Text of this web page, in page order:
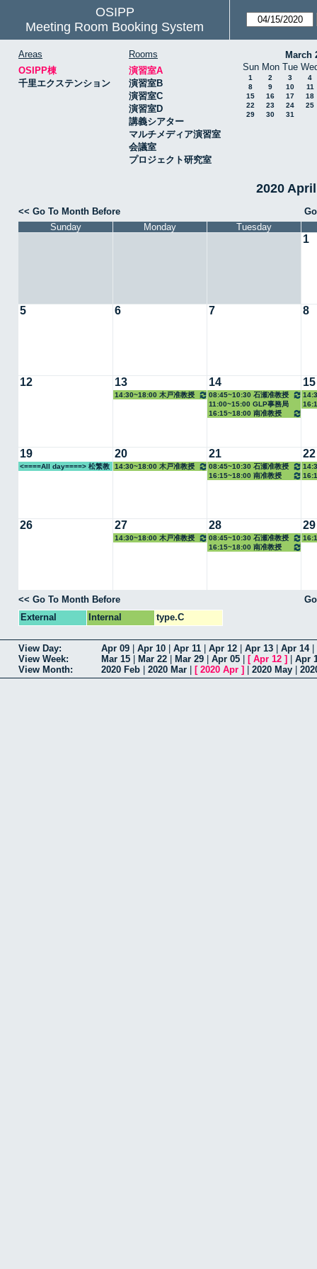
OSIPP
Meeting Room Booking System
Areas
OSIPP棟
千里エクステンション
Rooms
演習室A
演習室B
演習室C
演習室D
講義シアター
マルチメディア演習室
会議室
プロジェクト研究室
March
Sun Mon Tue
1 2 3
4
8
9 10
11
15
16 17
18
22
23 24
25
29
30 31
2020
<< Go To Month Before
Sunday
Monday Tuesday
1
5 6 7 8
12 13
14:30~18:00 木戸准教授
14
08:45~10:30 石瀬准教授
11:00~15:00 GLP事務局
16:15~18:00 南准教授
15
19
<====All day====> 松繁教
20
14:30~18:00 木戸准教授
21
08:45~10:30 石瀬准教授
16:15~18:00 南准教授
22
26 27
14:30~18:00 木戸准教授
28
08:45~10:30 石瀬准教授
16:15~18:00 南准教授
29
<< Go To Month Before
External
Internal type.C
View Day: Apr 09 Apr 10 Apr 11 Apr 12 Apr 13 Apr 14|
View Week:
Mar 15 Mar 22 Mar 29 Apr 05 [ Apr 12 ]
Apr
View Month:
2020 Feb 2020 Mar [ 2020 Apr ] 2020 May